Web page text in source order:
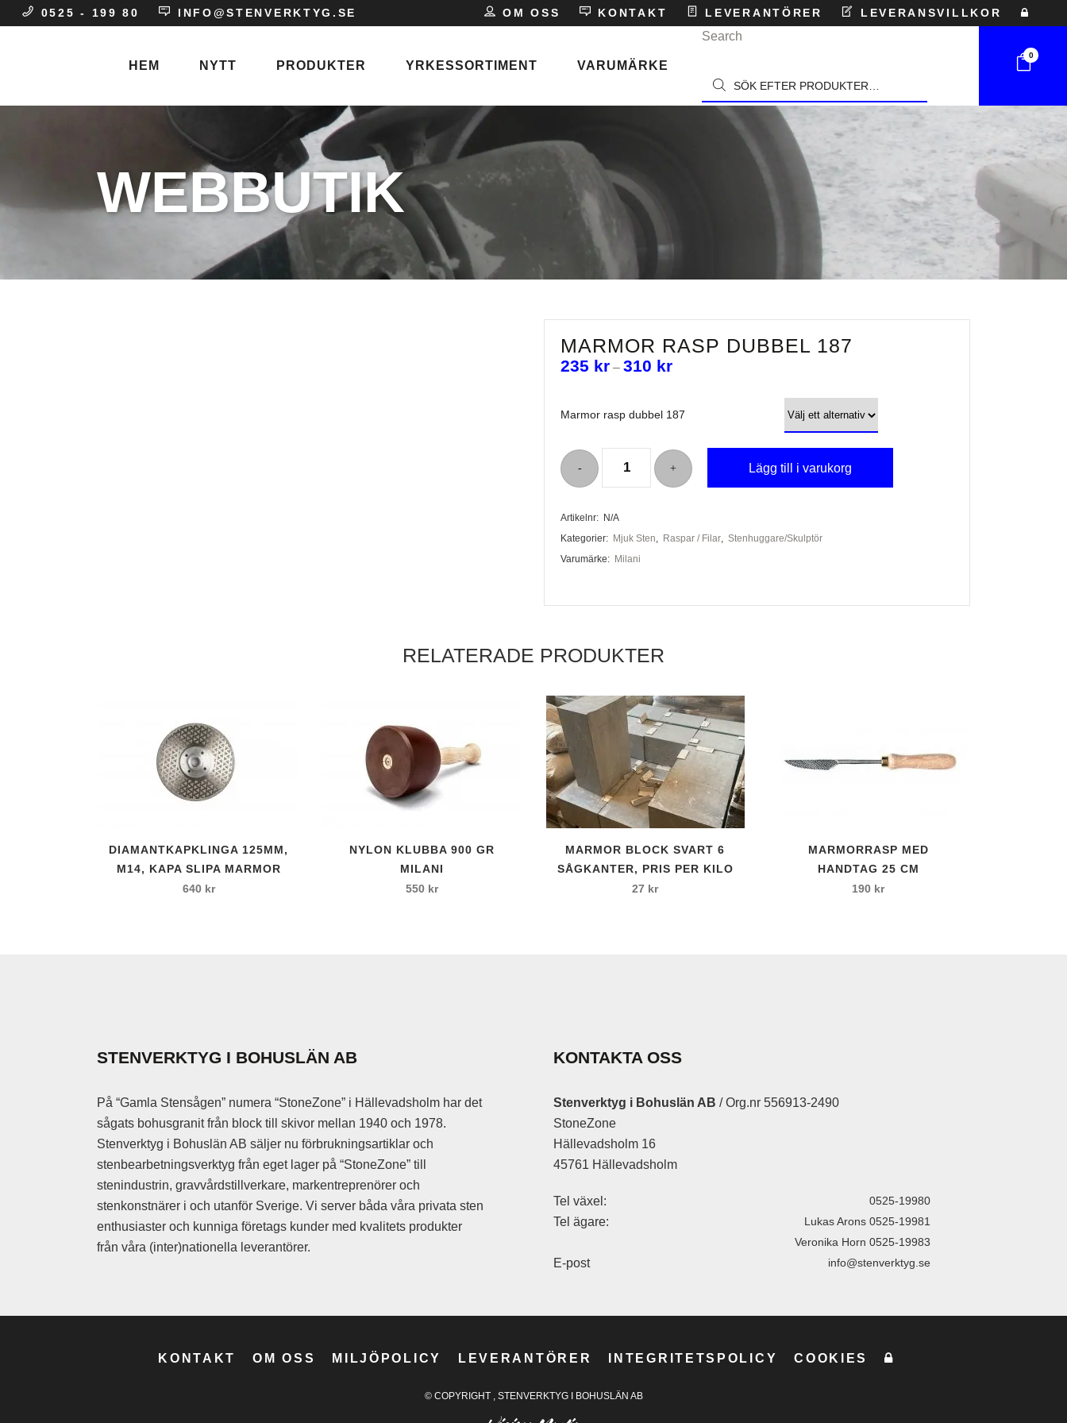
0525 - 199 80 INFO@STENVERKTYG.SE OM OSS KONTAKT LEVERANTÖRER LEVERANSVILLKOR
Search
Products
search
0
HEM NYTT PRODUKTER
Stenhuggare
Entreprenad
Skulptör
Stenindustri
Blästermunstycken
Slippapper med kardborrfäste
Gradhammare
Handmejslar
Stensaxar
Stensättarhammare/sättklubba
Stensättarstöt
Adapter
Mejselhammare
Tryckluftshammare
Tryckluftslang
Vinkelslipmaskin
Filler
YRKESSORTIMENT VARUMÄRKE
WEBBUTIK
MARMOR RASP DUBBEL 187
235 kr – 310 krPrisintervall:
Marmor rasp dubbel 187
Marmor
187
Lägg till i varukorg
Artikelnr: N/A
Kategorier: Mjuk Sten, Raspar / Filar, Stenhuggare/Skulptör
Varumärke: Milani
RELATERADE PRODUKTER
DIAMANTKAPKLINGA 125MM,
M14, KAPA SLIPA MARMOR
640 kr
NYLON KLUBBA 900 GR
MILANI
550 kr
MARMOR BLOCK SVART 6
SÅGKANTER, PRIS PER KILO
27 kr
MARMORRASP MED
HANDTAG 25 CM
190 kr
STENVERKTYG I BOHUSLÄN AB
På “Gamla Stensågen” numera “StoneZone” i Hällevadsholm har det
sågats bohusgranit från block till skivor mellan 1940 och 1978.
Stenverktyg i Bohuslän AB säljer nu förbrukningsartiklar och
stenbearbetningsverktyg från eget lager på “StoneZone” till
stenindustrin, gravvårdstillverkare, markentreprenörer och
stenkonstnärer i och utanför Sverige. Vi server båda våra privata sten
enthusiaster och kunniga företags kunder med kvalitets produkter
från våra (inter)nationella leverantörer.
KONTAKTA OSS
Stenverktyg i Bohuslän AB / Org.nr 556913-2490
StoneZone
Hällevadsholm 16
45761 Hällevadsholm
Tel växel: 0525-19980
Tel ägare:
Lukas Arons 0525-19981
Veronika Horn 0525-19983
E-post info@stenverktyg.se
KONTAKT OM OSS MILJÖPOLICY LEVERANTÖRER INTEGRITETSPOLICY COOKIES
© COPYRIGHT , STENVERKTYG I BOHUSLÄN AB